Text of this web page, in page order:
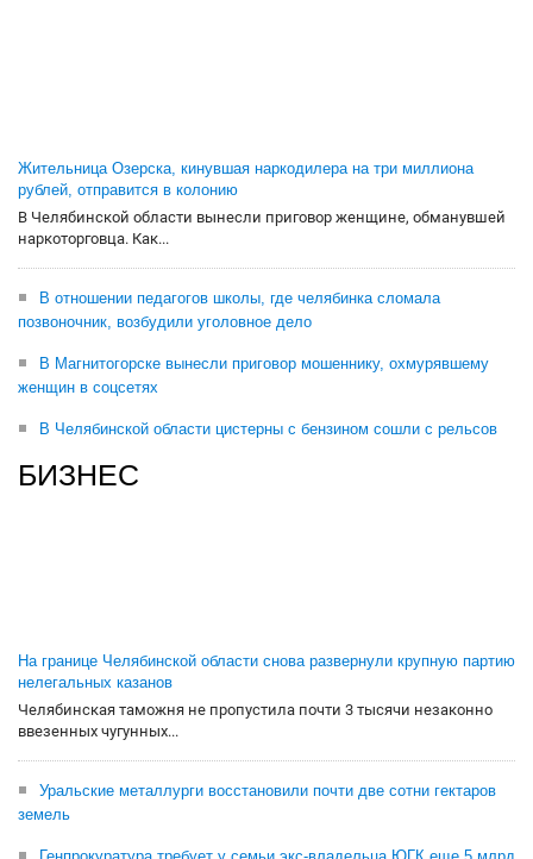
Жительница Озерска, кинувшая наркодилера на три миллиона
рублей, отправится в колонию
В Челябинской области вынесли приговор женщине, обманувшей
наркоторговца. Как...
В отношении педагогов школы, где челябинка сломала
позвоночник, возбудили уголовное дело
В Магнитогорске вынесли приговор мошеннику, охмурявшему
женщин в соцсетях
В Челябинской области цистерны с бензином сошли с рельсов
БИЗНЕС
На границе Челябинской области снова развернули крупную партию
нелегальных казанов
Челябинская таможня не пропустила почти 3 тысячи незаконно
ввезенных чугунных...
Уральские металлурги восстановили почти две сотни гектаров
земель